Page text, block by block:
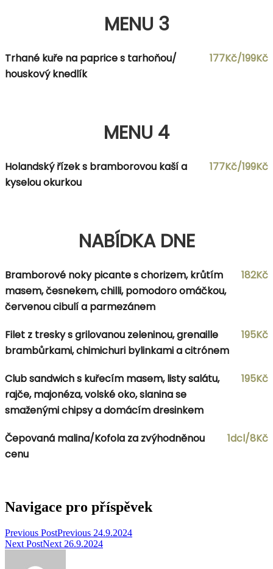
MENU 3
Trhané kuře na paprice s tarhoňou/
houskový knedlík
177Kč/199Kč
MENU 4
Holandský řízek s bramborovou kaší a
kyselou okurkou
177Kč/199Kč
NABÍDKA DNE
Bramborové noky picante s chorizem, krůtím
masem, česnekem, chilli, pomodoro omáčkou,
červenou cibulí a parmezánem
182Kč
Filet z tresky s grilovanou zeleninou, grenaille
brambůrkami, chimichuri bylinkami a citrónem
195Kč
Club sandwich s kuřecím masem, listy salátu,
rajče, majonéza, volské oko, slanina se
smaženými chipsy a domácím dresinkem
195Kč
Čepovaná malina/Kofola za zvýhodněnou
cenu
1dcl/8Kč
Navigace pro příspěvek
Previous PostPrevious 24.9.2024
Next PostNext 26.9.2024